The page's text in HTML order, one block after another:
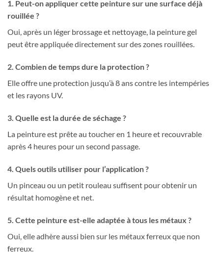
1. Peut-on appliquer cette peinture sur une surface déjà
rouillée ?
Oui, après un léger brossage et nettoyage, la peinture gel
peut être appliquée directement sur des zones rouillées.
2. Combien de temps dure la protection ?
Elle offre une protection jusqu’à 8 ans contre les intempéries
et les rayons UV.
3. Quelle est la durée de séchage ?
La peinture est prête au toucher en 1 heure et recouvrable
après 4 heures pour un second passage.
4. Quels outils utiliser pour l’application ?
Un pinceau ou un petit rouleau suffisent pour obtenir un
résultat homogène et net.
5. Cette peinture est-elle adaptée à tous les métaux ?
Oui, elle adhère aussi bien sur les métaux ferreux que non
ferreux.